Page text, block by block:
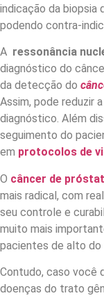
indicação da biopsia
podendo contra-
A ressonância
diagnóstico do
da detecção do
Assim, pode reduzir
diagnóstico. Além
seguimento do
em protocolos de
O câncer de
mais radical, com
seu controle e
muito mais
pacientes de alto do
Contudo, caso você
doenças do trato